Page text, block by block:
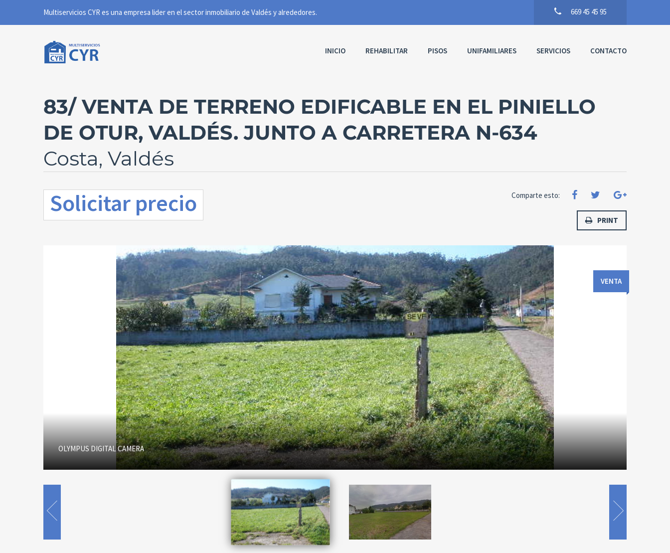
669 45 45 95
INICIO REHABILITAR PISOS UNIFAMILIARES SERVICIOS CONTACTO
83/ VENTA DE TERRENO EDIFICABLE EN EL PINIELLO
DE OTUR, VALDÉS. JUNTO A CARRETERA N-634
Costa, Valdés
Solicitar precio Comparte esto:
PRINT
VENTA
OLYMPUS DIGITAL CAMERA